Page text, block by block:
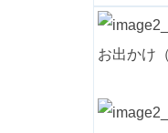
お出かけ